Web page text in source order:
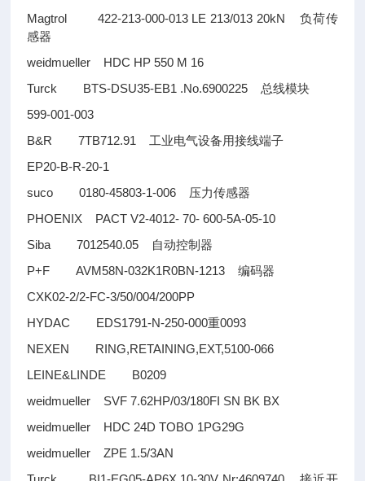
Magtrol 422-213-000-013 LE 213/013 20kN负荷传
感器
weidmueller HDC HP 550 M 16
Turck BTS-DSU35-EB1 .No.6900225 总线模块
599-001-003
B&R 7TB712.91 工业电气设备用接线端子
EP20-B-R-20-1
suco 0180-45803-1-006 压力传感器
PHOENIX PACT V2-4012- 70- 600-5A-05-10
Siba 7012540.05
自动控制器
P+F AVM58N-032K1R0BN-1213编码器
CXK02-2/2-FC-3/50/004/200PP
HYDAC EDS1791-N-250-000重0093
NEXEN RING,RETAINING,EXT,5100-066
LEINE&LINDE B0209
weidmueller SVF 7.62HP/03/180FI SN BK BX
weidmueller HDC 24D TOBO 1PG29G
weidmueller ZPE 1.5/3AN